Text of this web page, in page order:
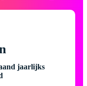
jaarlijks